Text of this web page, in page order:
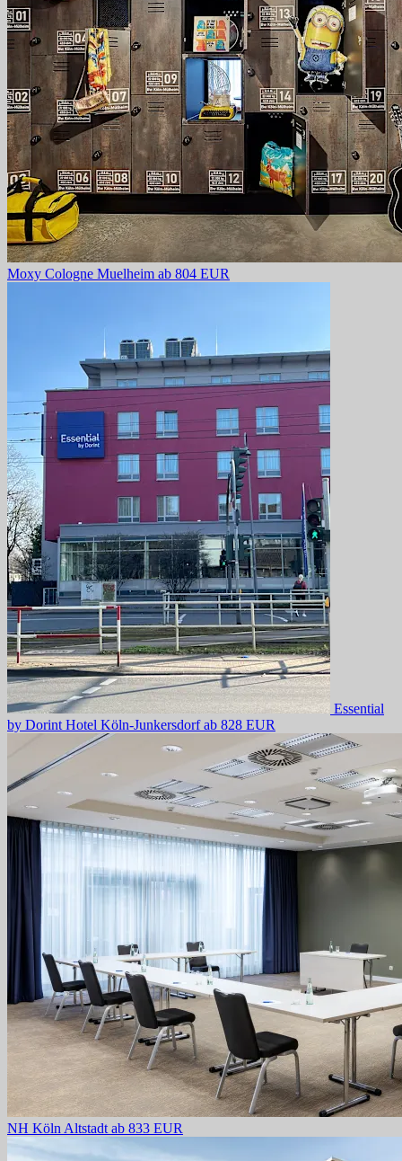
Moxy Cologne Muelheim ab 804 EUR
Essential
by Dorint Hotel Köln-Junkersdorf ab 828 EUR
NH Köln Altstadt ab 833 EUR